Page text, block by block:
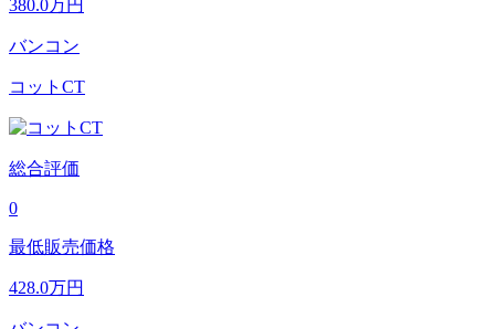
380.0万円
バンコン
コットCT
総合評価
0
最低販売価格
428.0万円